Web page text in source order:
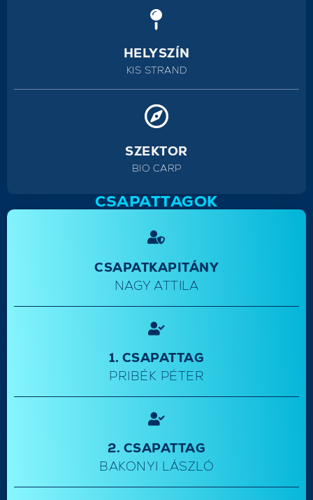
HELYSZÍN
KIS STRAND
SZEKTOR
BIO CARP
CSAPATTAGOK
CSAPATKAPITÁNY
NAGY ATTILA
1. CSAPATTAG
PRIBÉK PÉTER
2. CSAPATTAG
BAKONYI LÁSZLÓ